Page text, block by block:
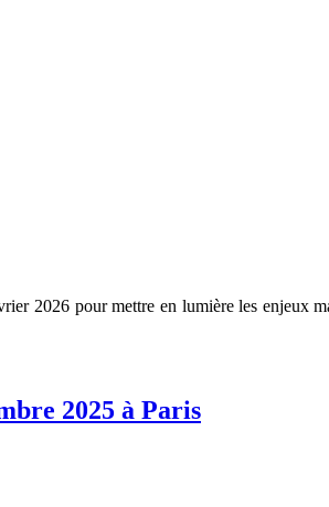
2026 pour mettre en lumière les enjeux
2025 à Paris